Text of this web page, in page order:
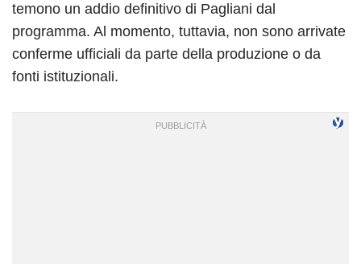
temono un addio definitivo di Pagliani dal
programma. Al momento, tuttavia, non sono arrivate
conferme ufficiali da parte della produzione o da
fonti istituzionali.